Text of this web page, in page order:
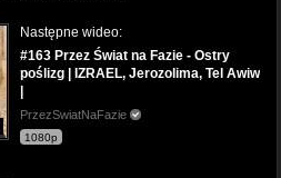
Następne wideo:
#163 Przez Świat na Fazie - Ostry
poślizg | IZRAEL, Jerozolima, Tel Awiw
|
PrzezSwiatNaFazie
1080p